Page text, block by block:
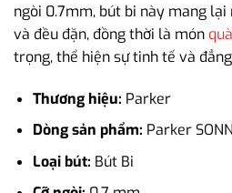
ngòi 0.7mm, bút bi này mang lại
và đều đặn, đồng thời là món
trọng, thể hiện sự tinh tế và
Thương hiệu: Parker
Dòng sản phẩm: Parker
Loại bút: Bút Bi